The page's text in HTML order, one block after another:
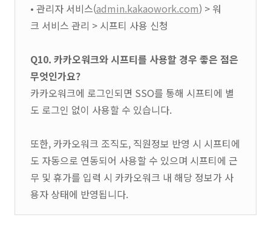
• 관리자 서비스(admin.kakaowork.com) > 워
크 서비스 관리 > 시프티 사용 신청
Q10. 카카오워크와 시프티를 사용할 경우 좋은 점은
무엇인가요?
카카오워크에 로그인되면 SSO를 통해 시프티에 별
도 로그인 없이 사용할 수 있습니다.
또한, 카카오워크 조직도, 직원정보 반영 시 시프티에
도 자동으로 연동되어 사용할 수 있으며 시프티에 근
무 및 휴가를 입력 시 카카오워크 내 해당 정보가 사
용자 상태에 반영됩니다.